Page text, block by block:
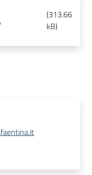
(313.66
kB)